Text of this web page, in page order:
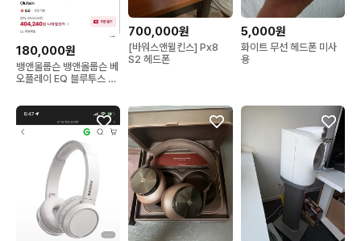
180,000원
뱅앤울룹슨 뱅앤올룹슨 베
오플레이 EQ 블루투스 이
700,000원
[바워스앤윌킨스] Px8
S2 헤드폰
5,000원
화이트 무선 헤드폰 미사
용